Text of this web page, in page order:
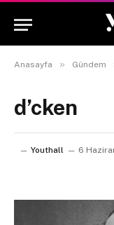
Anasayfa » Gündem
d’cken
Youthall 6